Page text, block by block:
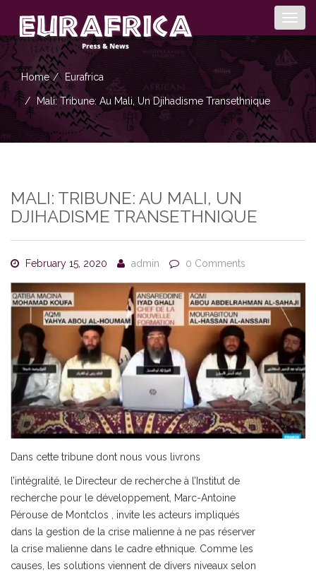
Home Eurafrica
Mali: Tribune: Au Mali, Un Djihadisme Transethnique
MALI: TRIBUNE: AU MALI, UN
DJIHADISME TRANSETHNIQUE
February 15, 2020 admin 0 Comments
Dans cette tribune dont nous vous livrons
l’intégralité, le Directeur de recherche à l’Institut de
recherche pour le développement, Marc-Antoine
Pérouse de Montclos , invite les acteurs impliqués
dans la gestion de la crise malienne à ne pas réserver
la crise malienne dans le cadre ethnique. Comme les
causes, les solutions viennent de divers niveaux selon